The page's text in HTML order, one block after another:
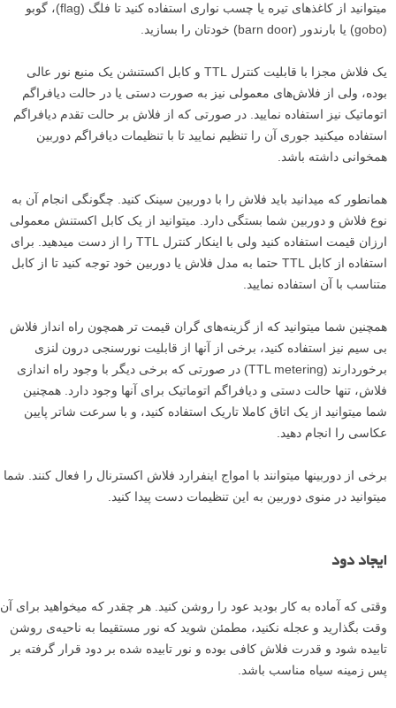
میتوانید از کاغذهای تیره یا چسب نواری استفاده کنید تا فلگ (flag)، گوبو
(gobo) یا بارندور (barn door) خودتان را بسازید.
یک فلاش مجزا با قابلیت کنترل TTL و کابل اکستنشن یک منبع نور عالی
بوده، ولی از فلاش‌های معمولی نیز به صورت دستی یا در حالت دیافراگم
اتوماتیک نیز استفاده نمایید. در صورتی که از فلاش بر حالت تقدم دیافراگم
استفاده میکنید جوری آن را تنظیم نمایید تا با تنظیمات دیافراگم دوربین
همخوانی داشته باشد.
همانطور که میدانید باید فلاش را با دوربین سینک کنید. چگونگی انجام آن به
نوع فلاش و دوربین شما بستگی دارد. میتوانید از یک کابل اکستنش معمولی
ارزان قیمت استفاده کنید ولی با اینکار کنترل TTL را از دست میدهید. برای
استفاده از کابل TTL حتما به مدل فلاش یا دوربین خود توجه کنید تا از کابل
متناسب با آن استفاده نمایید.
همچنین شما میتوانید که از گزینه‌های گران قیمت تر همچون راه انداز فلاش
بی سیم نیز استفاده کنید، برخی از آنها از قابلیت نورسنجی درون لنزی
برخوردارند (TTL metering) در صورتی که برخی دیگر با وجود راه اندازی
فلاش، تنها حالت دستی و دیافراگم اتوماتیک برای آنها وجود دارد. همچنین
شما میتوانید از یک اتاق کاملا تاریک استفاده کنید، و با سرعت شاتر پایین
عکاسی را انجام دهید.
برخی از دوربینها میتوانند با امواج اینفرارد فلاش اکسترنال را فعال کنند. شما
میتوانید در منوی دوربین به این تنظیمات دست پیدا کنید.
ایجاد دود
وقتی که آماده به کار بودید عود را روشن کنید. هر چقدر که میخواهید برای آن
وقت بگذارید و عجله نکنید، مطمئن شوید که نور مستقیما به ناحیه‌ی روشن
تابیده شود و قدرت فلاش کافی بوده و نور تابیده شده بر دود قرار گرفته بر
پس زمینه سیاه مناسب باشد.